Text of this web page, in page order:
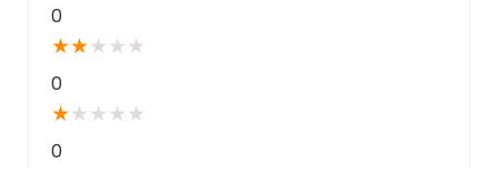
0
★★★ ★ ★
0
★★ ★ ★ ★
0